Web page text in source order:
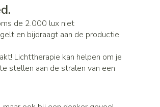
Gezichtsverzorging
Gevoelige huid - geïrriteerde huid
Mondmaskers
Bandages en Orthopedie -
Creme, gel en spray
Diverse geneesmiddelen
de 2.000 lux niet
en bijdraagt aan de productie
Lichttherapie kan helpen om je
stellen aan de stralen van een